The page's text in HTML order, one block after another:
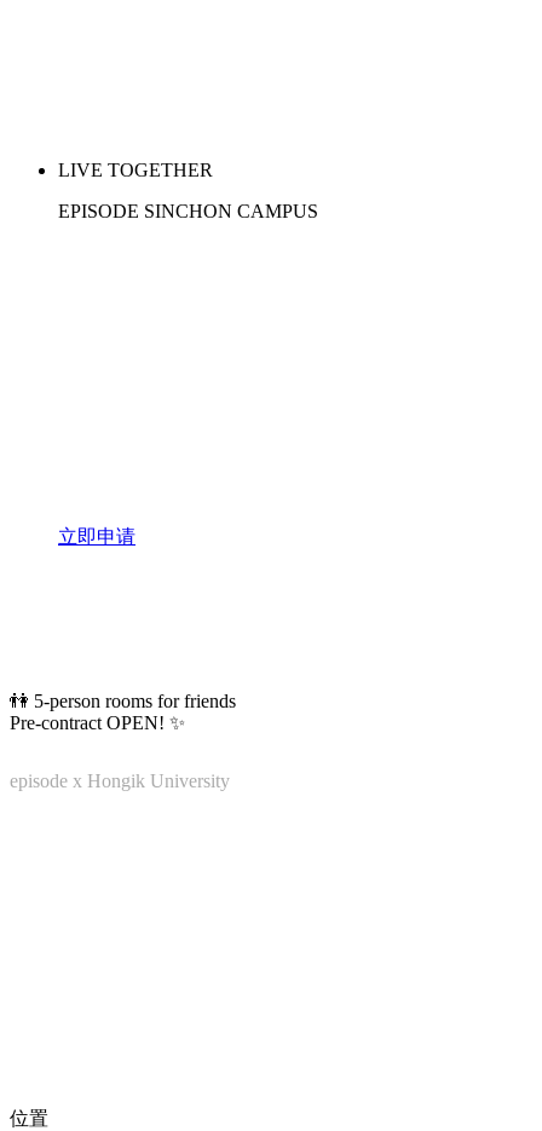
LIVE TOGETHER
EPISODE SINCHON CAMPUS
立即申请
👫 5-person rooms for friends
Pre-contract OPEN! ✨
episode x Hongik University
位置